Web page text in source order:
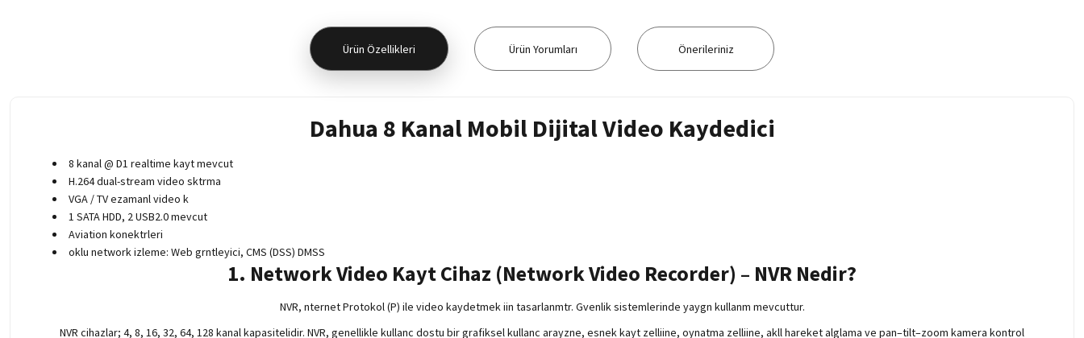
Ürün Özellikleri Ürün Yorumları Önerileriniz
Dahua 8 Kanal Mobil Dijital Video Kaydedici
8 kanal @ D1 realtime kayt mevcut
H.264 dual-stream video sktrma
VGA / TV ezamanl video k
1 SATA HDD, 2 USB2.0 mevcut
Aviation konektrleri
oklu network izleme: Web grntleyici, CMS (DSS) DMSS
1. Network Video Kayt Cihaz (Network Video Recorder) – NVR Nedir?
NVR, nternet Protokol (P) ile video kaydetmek iin tasarlanmtr. Gvenlik sistemlerinde yaygn kullanm mevcuttur.
NVR cihazlar; 4, 8, 16, 32, 64, 128 kanal kapasitelidir. NVR, genellikle kullanc dostu bir grafiksel kullanc arayzne, esnek kayt zelliine, oynatma zelliine, akll hareket alglama ve pan–tilt–zoom kamera kontrol